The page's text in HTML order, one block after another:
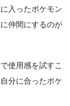
入ったポケモン
仲間にするのが
使用感を試すこ
分に合ったポケ